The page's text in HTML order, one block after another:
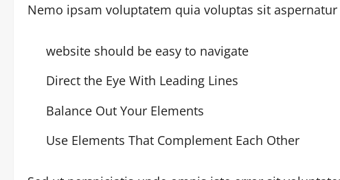
Nemo ipsam voluptatem quia voluptas sit
website should be easy to navigate
Direct the Eye With Leading Lines
Balance Out Your Elements
Use Elements That Complement Each Other